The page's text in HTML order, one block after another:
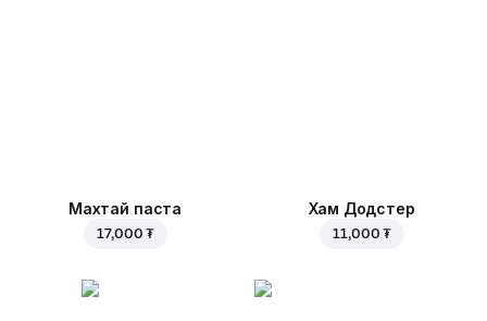
Махтай паста
17,000 ₮
Хам Додстер
11,000 ₮